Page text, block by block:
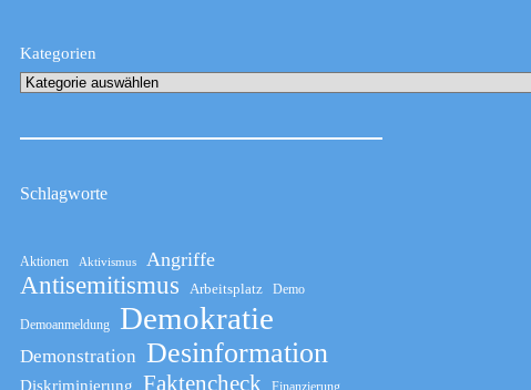
Kategorien
Schlagworte
Aktionen Aktivismus Angriffe
Antisemitismus Arbeitsplatz Demo
Demoanmeldung Demokratie
Demonstration Desinformation
Diskriminierung Faktencheck
Finanzierung